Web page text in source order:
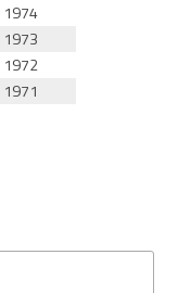
1974
1973
1972
1971